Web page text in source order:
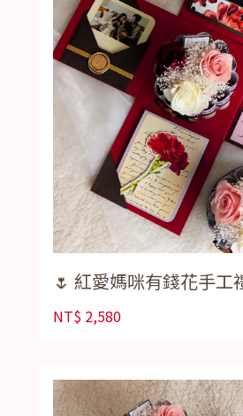
🌷 紅愛媽咪有錢花手工
NT$ 2,580